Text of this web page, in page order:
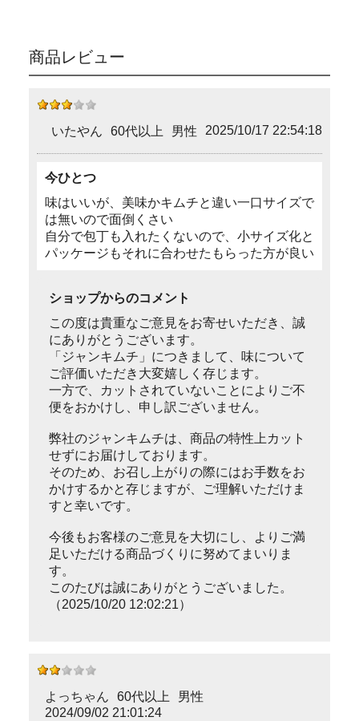
商品レビュー
いたやん 60代以上 男性 2025/10/17 22:54:18
今ひとつ
味はいいが、美味かキムチと違い一口サイズで
は無いので面倒くさい
自分で包丁も入れたくないので、小サイズ化と
パッケージもそれに合わせたもらった方が良い
ショップからのコメント
この度は貴重なご意見をお寄せいただき、誠
にありがとうございます。
「ジャンキムチ」につきまして、味について
ご評価いただき大変嬉しく存じます。
一方で、カットされていないことによりご不
便をおかけし、申し訳ございません。
弊社のジャンキムチは、商品の特性上カット
せずにお届けしております。
そのため、お召し上がりの際にはお手数をお
かけするかと存じますが、ご理解いただけま
すと幸いです。
今後もお客様のご意見を大切にし、よりご満
足いただける商品づくりに努めてまいりま
す。
このたびは誠にありがとうございました。
（2025/10/20 12:02:21）
よっちゃん 60代以上
男性
2024/09/02 21:01:24